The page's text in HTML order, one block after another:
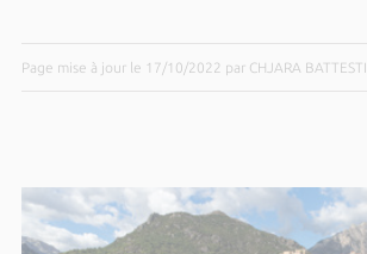
Page mise à jour le 17/10/2022 par CHJARA BATTESTI